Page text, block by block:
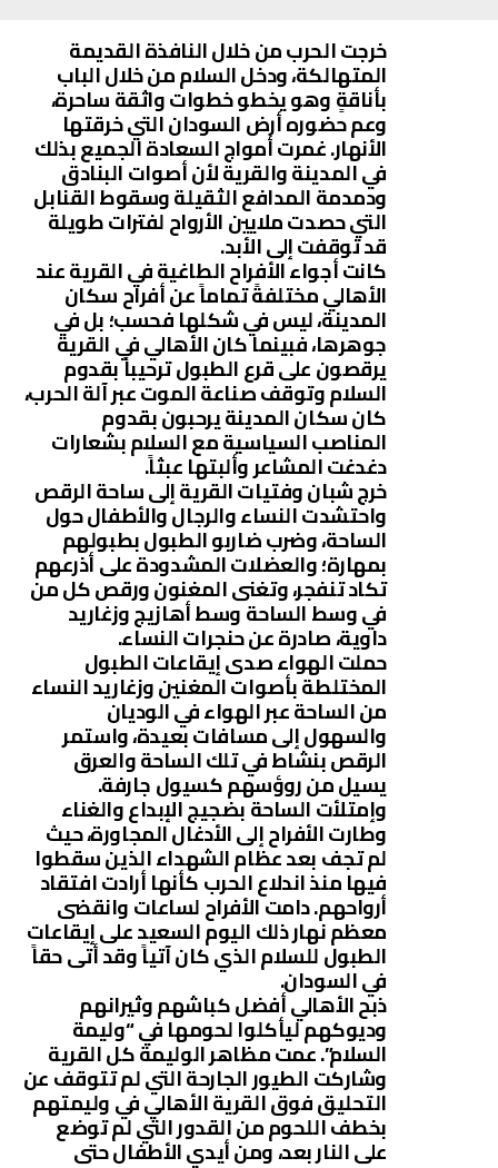
خرجت الحرب من خلال النافذة القديمة
المتهالكة، ودخل السلام من خلال الباب
بأناقةٍ وهو يخطو خطوات واثقة ساحرة،
وعم حضوره أرض السودان التي خرقتها
الأنهار. غمرت أمواج السعادة الجميع بذلك
في المدينة والقرية لأن أصوات البنادق
ودمدمة المدافع الثقيلة وسقوط القنابل
التي حصدت ملايين الأرواح لفترات طويلة
قد توقفت إلى الأبد.
كانت أجواء الأفراح الطاغية في القرية عند
الأهالي مختلفةً تماماً عن أفراح سكان
المدينة، ليس في شكلها فحسب؛ بل في
جوهرها، فبينما كان الأهالي في القرية
يرقصون على قرع الطبول ترحيباً بقدوم
السلام وتوقف صناعة الموت عبر آلة الحرب،
كان سكان المدينة يرحبون بقدوم
المناصب السياسية مع السلام بشعارات
دغدغت المشاعر وألبتها عبثاً.
خرج شبان وفتيات القرية إلى ساحة الرقص
واحتشدت النساء والرجال والأطفال حول
الساحة، وضرب ضاربو الطبول بطبولهم
بمهارة؛ والعضلات المشدودة على أذرعهم
تكاد تنفجر، وتغنى المغنون ورقص كل من
في وسط الساحة وسط أهازيج وزغاريد
داوية، صادرة عن حنجرات النساء.
حملت الهواء صدى إيقاعات الطبول
المختلطة بأصوات المغنين وزغاريد النساء
من الساحة عبر الهواء في الوديان
والسهول إلى مسافات بعيدة، واستمر
الرقص بنشاط في تلك الساحة والعرق
يسيل من روؤسهم كسيول جارفة.
وإمتلأت الساحة بضجيج الإبداع والغناء
وطارت الأفراح إلى الأدغال المجاورة، حيث
لم تجف بعد عظام الشهداء الذين سقطوا
فيها منذ اندلاع الحرب كأنها أرادت افتقاد
أرواحهم. دامت الأفراح لساعات وانقضى
معظم نهار ذلك اليوم السعيد على إيقاعات
الطبول للسلام الذي كان آتياً وقد أتى حقاً
في السودان.
ذبح الأهالي أفضل كباشهم وثيرانهم
وديوكهم ليأكلوا لحومها في “وليمة
السلام”. عمت مظاهر الوليمة كل القرية
وشاركت الطيور الجارحة التي لم تتوقف عن
التحليق فوق القرية الأهالي في وليمتهم
بخطف اللحوم من القدور التي لم توضع
على النار بعد، ومن أيدي الأطفال حتى